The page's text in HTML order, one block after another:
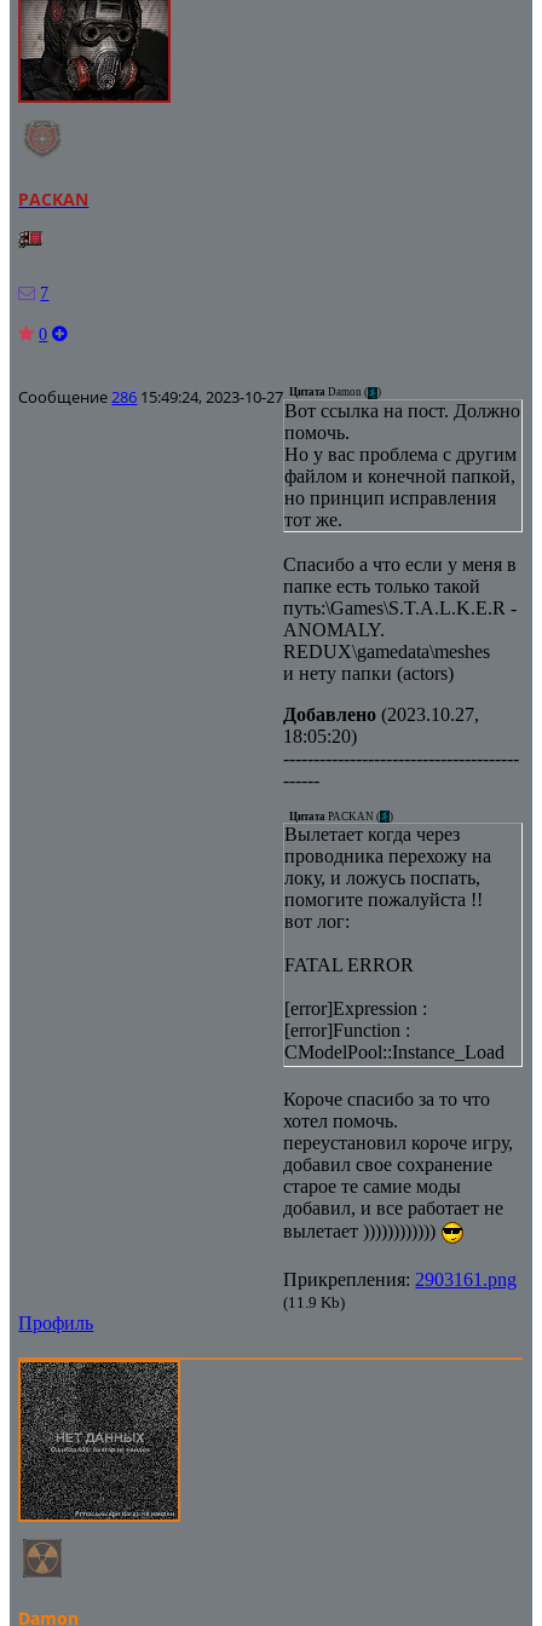
PACKAN
7
0
Сообщение286 15:49:24, 2023-10-27 Цитата Damon ( )
Вот ссылка на пост. Должно
помочь.
Но у вас проблема с другим
файлом и конечной папкой,
но принцип исправления
тот же.
Спасибо а что если у меня в
папке есть только такой
путь:\Games\S.T.A.L.K.E.R -
ANOMALY.
REDUX\gamedata\meshes
и нету папки (actors)
Добавлено (2023.10.27,
18:05:20)
---------------------------------------
------
Цитата PACKAN ( )
Вылетает когда через
проводника перехожу на
локу, и ложусь поспать,
помогите пожалуйста !!
вот лог:
FATAL ERROR
[error]Expression :
[error]Function :
CModelPool::Instance_Load
[error]File :
..\xrRender\ModelPool.cpp
[error]Line : 120
[error]Description : fatal error
[error]Arguments : Can't find
model file
'actors\stalker_monolith\stalker
_monolith_1a_sci_vest_2.ogf'.
Короче спасибо за то что
хотел помочь.
переустановил короче игру,
добавил свое сохранение
старое те самие моды
добавил, и все работает не
вылетает ))))))))))))
Прикрепления:2903161.png
(11.9 Kb)
Профиль
Damon